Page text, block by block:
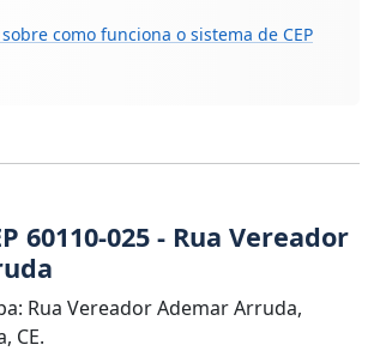
como funciona o sistema de CEP
60110-025 - Rua Vereador
Rua Vereador Ademar Arruda,
CE.